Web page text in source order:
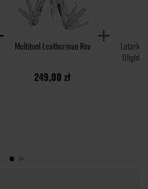
Multitool Leatherman Rev
249,00 zł
Latarka
Olight